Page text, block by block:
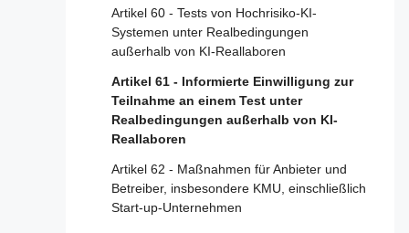
von Informationen für die Betreiber
Artikel 14 - Menschliche Aufsicht
Cybersicherheit
Abschnitt 3 - Pflichten der Anbieter und
Betreiber von Hochrisiko-KI-Systemen und
anderer Beteiligter
Artikel 16 - Pflichten der Anbieter von
Hochrisiko-KI-Systemen
Verwendungszweck
Artikel 53 - Pflichten für Anbieter von KI-
Modellen mit allgemeinem
Verwendungszweck
Artikel 54 - Bevollmächtigte der Anbieter von
KI-Modellen mit allgemeinem
Verwendungszweck
Abschnitt 3 - Pflichten der Anbieter von KI-
Modellen mit allgemeinem
Artikel 60 - Tests von Hochrisiko-KI-
Systemen unter Realbedingungen
außerhalb von KI-Reallaboren
Artikel 61 - Informierte Einwilligung zur
Teilnahme an einem Test unter
Realbedingungen außerhalb von KI-
Reallaboren
Artikel 62 - Maßnahmen für Anbieter und
Betreiber, insbesondere KMU, einschließlich
Start-up-Unternehmen